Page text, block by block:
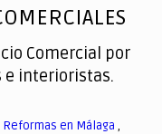
Comercial por
e interioristas.
en Málaga ,